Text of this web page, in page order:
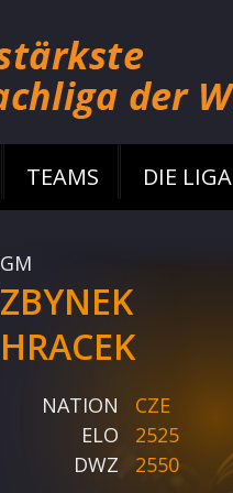
TEAMS DIE LIGA
GM
ZBYNEK
HRACEK
NATION
CZE
ELO
2525
DWZ
2550